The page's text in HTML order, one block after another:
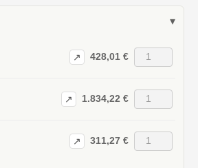
▾
↗ 428,01 €
↗ 1.834,22 €
↗ 311,27 €